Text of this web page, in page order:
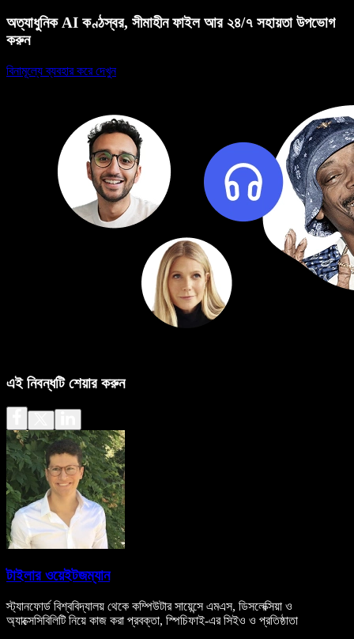
অত্যাধুনিক AI কণ্ঠস্বর, সীমাহীন ফাইল আর ২৪/৭ সহায়তা উপভোগ
করুন
বিনামূল্যে ব্যবহার করে দেখুন
এই নিবন্ধটি শেয়ার করুন
টাইলার ওয়েইটজম্যান
স্ট্যানফোর্ড বিশ্ববিদ্যালয় থেকে কম্পিউটার সায়েন্সে এমএস, ডিসলেক্সিয়া ও
অ্যাক্সেসিবিলিটি নিয়ে কাজ করা প্রবক্তা, স্পিচিফাই-এর সিইও ও প্রতিষ্ঠাতা